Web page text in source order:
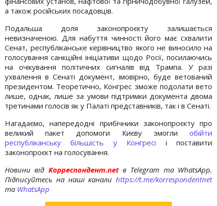
а також російських посадовців.
Подальша доля законопроєкту залишається
невизначеною. Для набуття чинності його має схвалити
Сенат, республіканське керівництво якого не виносило на
голосування санкційні ініціативи щодо Росії, посилаючись
на очікування політичних сигналів від Трампа. У разі
ухвалення в Сенаті документ, імовірно, буде ветований
президентом. Теоретично, Конгрес зможе подолати вето
лише, однак, лише за умови підтримки документа двома
третинами голосів як у Палаті представників, так і в Сенаті.
Нагадаємо, напередодні прибічники законопроєкту про
великий пакет допомоги Києву змогли обійти
республіканську більшість у Конгресі і поставити
законопроєкт на голосування.
Новини від Корреспондент.netв Telegram та WhatsApp.
Підписуйтесь на наші канали https://t.me/korrespondentnet
та WhatsApp